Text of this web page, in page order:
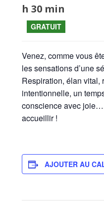
h 30 min
GRATUIT
Venez, comme vous
les sensations d’une
Respiration, élan vital,
intentionnelle, un
conscience avec
accueillir !
AJOUTER AU